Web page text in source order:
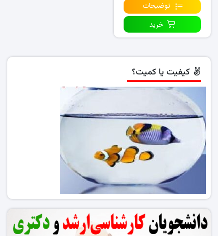
توضیحات
خرید
کیفیت یا کمیت؟